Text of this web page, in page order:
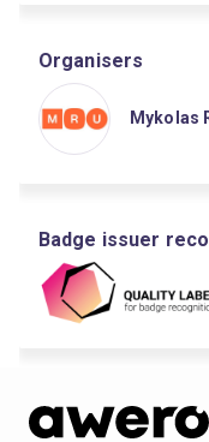
Organisers
Mykolas
Badge issuer